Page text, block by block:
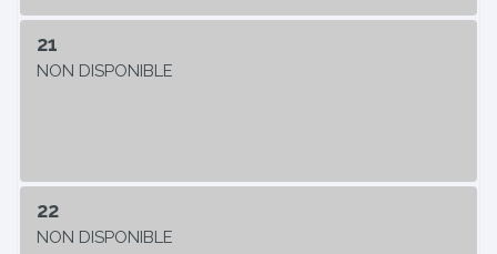
21
NON DISPONIBLE
22
NON DISPONIBLE